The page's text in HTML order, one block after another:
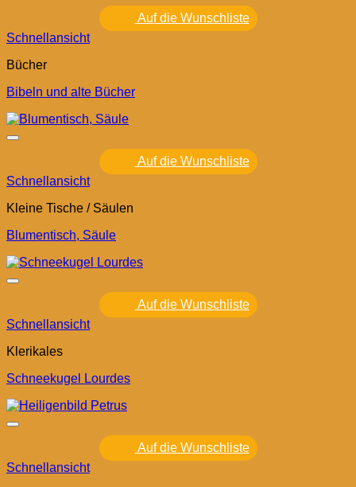
Auf die Wunschliste
Schnellansicht
Bücher
Bibeln und alte Bücher
Auf die Wunschliste
Schnellansicht
Kleine Tische / Säulen
Blumentisch, Säule
Auf die Wunschliste
Schnellansicht
Klerikales
Schneekugel Lourdes
Auf die Wunschliste
Schnellansicht